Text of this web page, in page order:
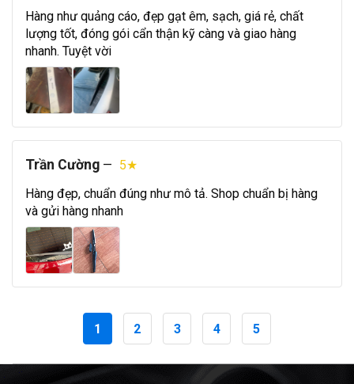
Hàng như quảng cáo, đẹp gạt êm, sạch, giá rẻ, chất
lượng tốt, đóng gói cẩn thận kỹ càng và giao hàng
nhanh. Tuyệt vời
Trần Cường — 5★
Hàng đẹp, chuẩn đúng như mô tả. Shop chuẩn bị hàng
và gửi hàng nhanh
1 2 3 4 5